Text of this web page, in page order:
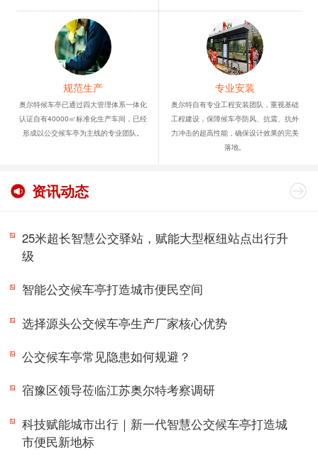
规范生产
奥尔特候车亭已通过四大管理体系一体化
认证自有40000㎡标准化生产车间，已经
形成以公交候车亭为主线的专业团队。
专业安装
奥尔特自有专业工程安装团队，重视基础
工程建设，保障候车亭防风、抗震、抗外
力冲击的超高性能，确保设计效果的完美
落地。
资讯动态
25米超长智慧公交驿站，赋能大型枢纽站点出行升
级
智能公交候车亭打造城市便民空间
选择源头公交候车亭生产厂家核心优势
公交候车亭常见隐患如何规避？
宿豫区领导莅临江苏奥尔特考察调研
科技赋能城市出行｜新一代智慧公交候车亭打造城
市便民新地标